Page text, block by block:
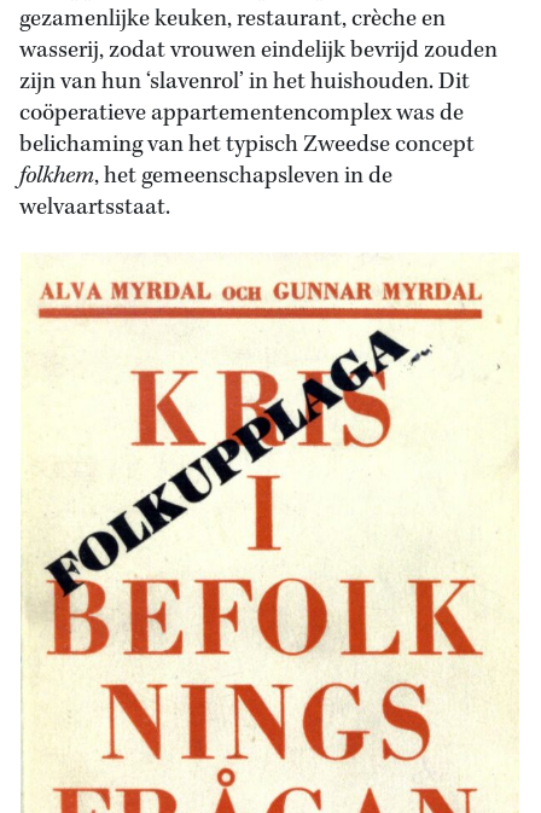
gezamenlijke keuken, restaurant, crèche en
wasserij, zodat vrouwen eindelijk bevrijd zouden
zijn van hun ‘slavenrol’ in het huishouden. Dit
coöperatieve appartementencomplex was de
belichaming van het typisch Zweedse concept
folkhem, het gemeenschapsleven in de
welvaartsstaat.